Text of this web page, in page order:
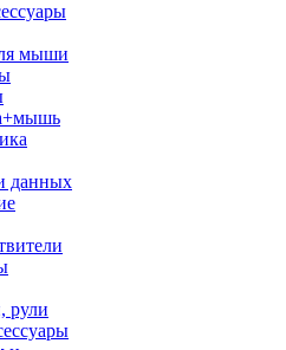
мыши
данных
рули